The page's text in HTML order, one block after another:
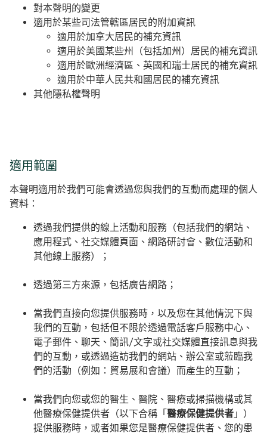
對本聲明的變更
適用於某些司法管轄區居民的附加資訊
適用於加拿大居民的補充資訊
適用於美國某些州（包括加州）居民的補充資訊
適用於歐洲經濟區、英國和瑞士居民的補充資訊
適用於中華人民共和國居民的補充資訊
其他隱私權聲明
適用範圍
本聲明適用於我們可能會透過您與我們的互動而處理的個人
資料：
透過我們提供的線上活動和服務（包括我們的網站、
應用程式、社交媒體頁面、網路研討會、數位活動和
其他線上服務）；
透過第三方來源，包括廣告網路；
當我們直接向您提供服務時，以及您在其他情況下與
我們的互動，包括但不限於透過電話客戶服務中心、
電子郵件、聊天、簡訊/文字或社交媒體直接訊息與我
們的互動，或透過造訪我們的網站、辦公室或蒞臨我
們的活動（例如：貿易展和會議）而產生的互動；
當我們向您或您的醫生、醫院、醫療或掃描機構或其
他醫療保健提供者（以下合稱「 醫療保健提供者 」）
提供服務時，或者如果您是醫療保健提供者、您的患